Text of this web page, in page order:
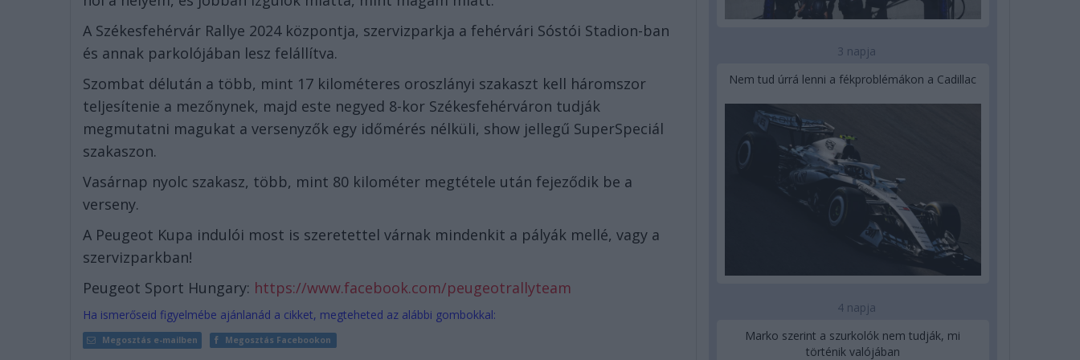
A Székesfehérvár Rallye 2024 központja, szervizparkja a fehérvári Sóstói Stadion-ban
és annak parkolójában lesz felállítva.
Szombat délután a több, mint 17 kilométeres oroszlányi szakaszt kell háromszor
teljesítenie a mezőnynek, majd este negyed 8-kor Székesfehérváron tudják
megmutatni magukat a versenyzők egy időmérés nélküli, show jellegű SuperSpeciál
szakaszon.
Vasárnap nyolc szakasz, több, mint 80 kilométer megtétele után fejeződik be a
verseny.
A Peugeot Kupa indulói most is szeretettel várnak mindenkit a pályák mellé, vagy a
szervizparkban!
Peugeot Sport Hungary: https://www.facebook.com/peugeotrallyteam
Ha ismerőseid figyelmébe ajánlanád a cikket, megteheted az alábbi gombokkal:
Megosztás e-mailben Megosztás Facebookon
3 napja
Nem tud úrrá lenni a fékproblémákon a Cadillac
4 napja
Marko szerint a szurkolók nem tudják, mi
történik valójában